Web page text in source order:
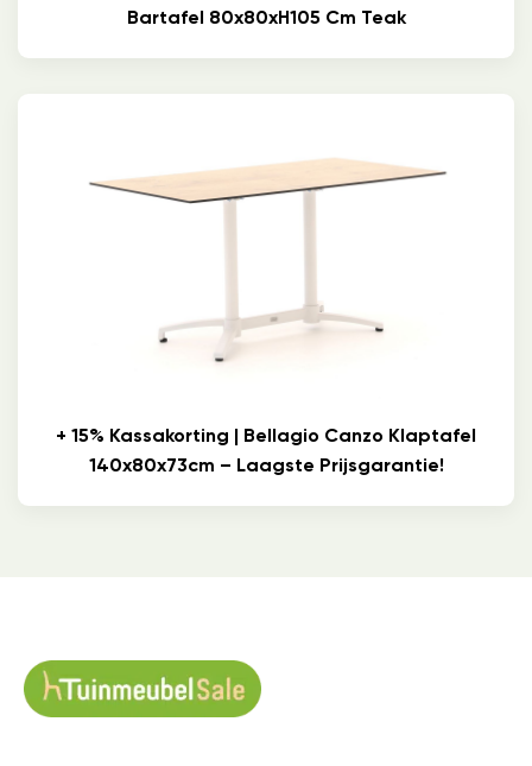
Bartafel 80x80xH105 Cm Teak
+ 15% Kassakorting | Bellagio Canzo Klaptafel
140x80x73cm – Laagste Prijsgarantie!